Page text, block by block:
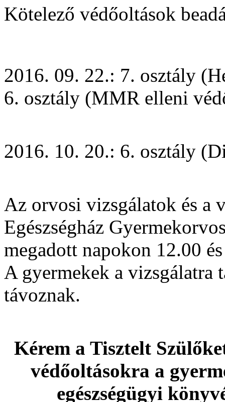
Kötelező védőoltások
2016. 09. 22.: 7. osztály
6. osztály (MMR elleni
2016. 10. 20.: 6. osztály
Az orvosi vizsgálatok és a
Egészségház
megadott napokon 12.00
A gyermekek a vizsgálatra
távoznak.
Kérem a Tisztelt
védőoltásokra a
egészségügyi